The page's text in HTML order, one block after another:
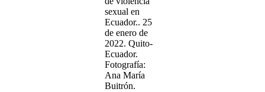
sexual en
Ecuador.. 25
de enero de
2022. Quito-
Ecuador.
Fotografía:
Ana María
Buitrón.